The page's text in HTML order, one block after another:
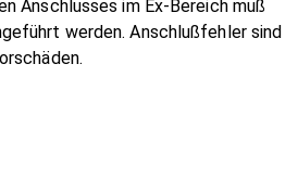
Anschlusses im Ex-Bereich muß
werden. Anschlußfehler sind